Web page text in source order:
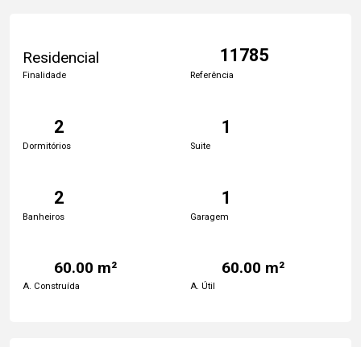
Residencial
Finalidade
11785
Referência
2
Dormitórios
1
Suite
2
Banheiros
1
Garagem
60.00 m²
A. Construída
60.00 m²
A. Útil